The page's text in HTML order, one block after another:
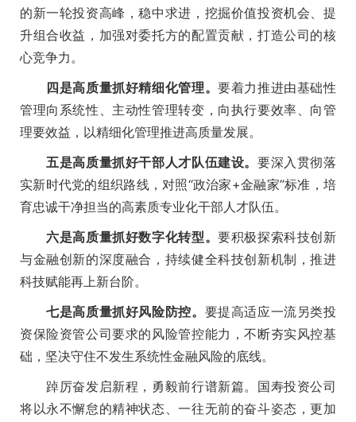
的新一轮投资高峰，稳中求进，挖掘价值投资机会、提
升组合收益，加强对委托方的配置贡献，打造公司的核
心竞争力。
四是高质量抓好精细化管理。要着力推进由基础性
管理向系统性、主动性管理转变，向执行要效率、向管
理要效益，以精细化管理推进高质量发展。
五是高质量抓好干部人才队伍建设。 要深入贯彻落
实新时代党的组织路线，对照“政治家+金融家”标准，培
育忠诚干净担当的高素质专业化干部人才队伍。
六是高质量抓好数字化转型。要积极探索科技创新
与金融创新的深度融合，持续健全科技创新机制，推进
科技赋能再上新台阶。
七是高质量抓好风险防控。 要提高适应一流另类投
资保险资管公司要求的风险管控能力，不断夯实风控基
础，坚决守住不发生系统性金融风险的底线。
踔厉奋发启新程，勇毅前行谱新篇。国寿投资公司
将以永不懈怠的精神状态、一往无前的奋斗姿态，更加